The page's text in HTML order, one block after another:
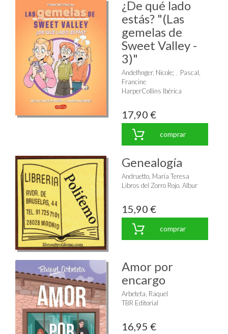
¿De qué lado
estás? "(Las
gemelas de
Sweet Valley -
3)"
Andelfinger, Nicole;
Pascal,
Francine
HarperCollins Ibérica
17,90 €
comprar
Genealogía
Andruetto, María Teresa
Libros del Zorro Rojo. Albur
15,90 €
comprar
Amor por
encargo
Arbeteta, Raquel
TBR Editorial
16,95 €